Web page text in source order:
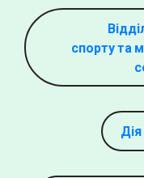
спорту та